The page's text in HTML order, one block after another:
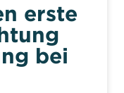
erste
bei